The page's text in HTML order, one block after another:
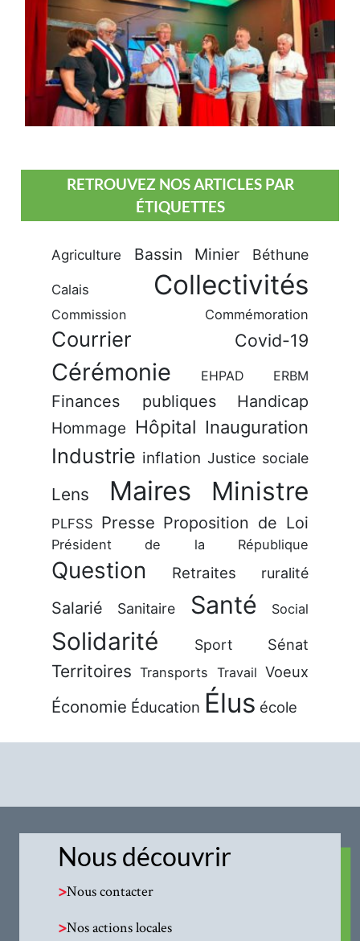
RETROUVEZ NOS ARTICLES PAR
ÉTIQUETTES
Agriculture Bassin Minier Béthune
Calais Collectivités
Commission Commémoration
Courrier Covid-19
Cérémonie EHPAD ERBM
Finances publiques Handicap
Hommage Hôpital Inauguration
Industrie inflation Justice sociale
Lens Maires Ministre
PLFSS Presse Proposition de Loi
Président de la République
Question Retraites ruralité
Salarié Sanitaire Santé Social
Solidarité Sport Sénat
Territoires Transports Travail Voeux
Économie Éducation Élus école
Nous découvrir
>Nous contacter
>Nos actions locales